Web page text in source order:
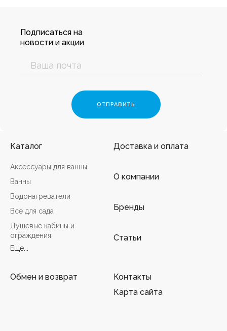
Подписаться на
новости и акции
Каталог
Аксессуары для ванны
Ванны
Водонагреватели
Все для сада
Душевые кабины и
ограждения
Еще...
Доставка и оплата
О компании
Бренды
Статьи
Обмен и возврат
Контакты
Карта сайта